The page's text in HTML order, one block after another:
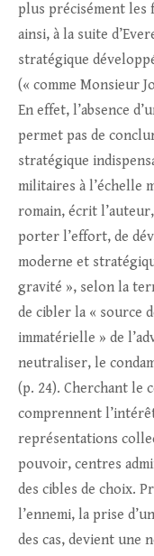
plus précisément les
ainsi, à la suite
stratégique
(« comme Monsieur
En effet, l’absence
permet pas de
stratégique
militaires à l’échelle
romain, écrit
porter l’effort, de
moderne et
gravité », selon la
de cibler la « source
immatérielle » de
neutraliser, le
(p. 24). Cherchant le
comprennent
représentations
pouvoir, centres
des cibles de choix.
l’ennemi, la prise
des cas, devient une